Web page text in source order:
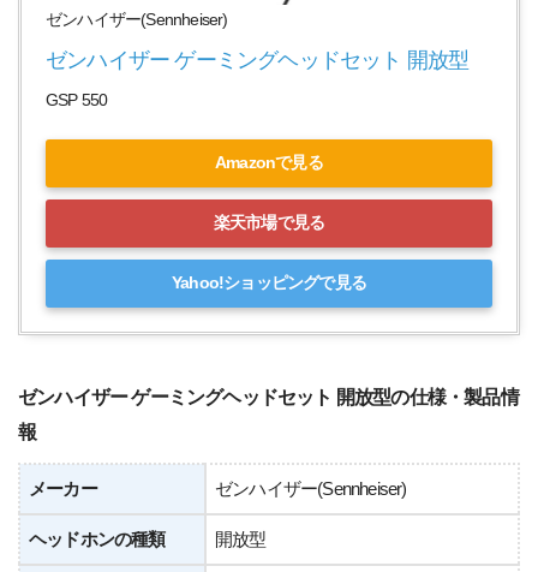
ゼンハイザー(Sennheiser)
ゼンハイザー ゲーミングヘッドセット 開放型
GSP 550
Amazonで見る
楽天市場で見る
Yahoo!ショッピングで見る
ゼンハイザー ゲーミングヘッドセット 開放型の仕様・製品情
報
メーカー ゼンハイザー(Sennheiser)
ヘッドホンの種類 開放型